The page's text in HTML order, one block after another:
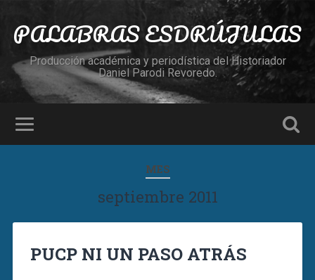
PALABRAS ESDRÚJULAS
Producción académica y periodística del Historiador
Daniel Parodi Revoredo.
MES
septiembre 2011
PUCP NI UN PASO ATRÁS